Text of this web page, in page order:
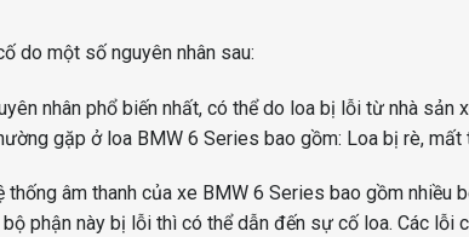
do một số nguyên nhân sau:
nhân phổ biến nhất, có thể do loa bị lỗi từ nhà sản
gặp ở loa BMW 6 Series bao gồm: Loa bị rè, mất
thống âm thanh của xe BMW 6 Series bao gồm nhiều
phận này bị lỗi thì có thể dẫn đến sự cố loa. Các lỗi